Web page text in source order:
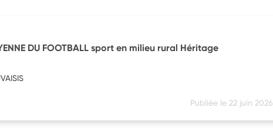
DU FOOTBALL sport en milieu rural Héritage
Publiée le 22 juin 2026